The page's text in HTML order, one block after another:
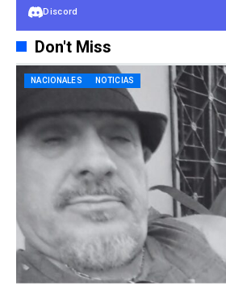
Discord
Don't Miss
NACIONALES NOTICIAS